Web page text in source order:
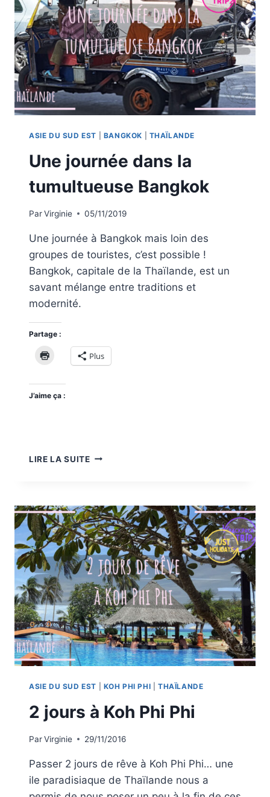
JAMES
BOND
ASIE DU SUD EST BANGKOK THAÏLANDE
Une journée dans la
tumultueuse Bangkok
ParVirginie 05/11/2019
Une journée à Bangkok mais loin des
groupes de touristes, c’est possible !
Bangkok, capitale de la Thaïlande, est un
savant mélange entre traditions et
modernité.
Partage :
Plus
J’aime ça :
LIRE LA SUITEUNE
TUMULTUEUSE
BANGKOK
ASIE DU SUD EST KOH PHI PHI |THAÏLANDE
2 jours à Koh Phi Phi
ParVirginie 29/11/2016
Passer 2 jours de rêve à Koh Phi Phi… une
ile paradisiaque de Thaïlande nous a